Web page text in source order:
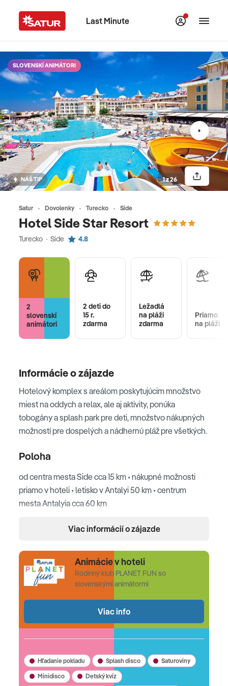
Last Minute
Satur Dovolenky Turecko Side
Hotel Side Star Resort
Turecko · Side 4.8
SLOVENSKÍ ANIMÁTORI
NÁŠ TIP 1 z 26
2
slovenskí
animátori
2 deti do
15 r.
zdarma
Ležadlá
na pláži
zdarma
Priamo
na pláži
Informácie o zájazde
Hotelový komplex s areálom poskytujúcim množstvo
miest na oddych a relax, ale aj aktivity, ponúka
tobogány a splash park pre deti, množstvo nákupných
možností pre dospelých a nádhernú pláž pre všetkých.
Poloha
od centra mesta Side cca 15 km • nákupné možnosti
priamo v hoteli • letisko v Antalyi 50 km • centrum
mesta Antalyia cca 60 km
piesočnatá pláž cca 200m od recepcie hotela,
dostupná cestičkou cez areál alebo hotelovým
mikrobusom • ležadlá, slnečníky a osušky zdarma •
vodné športy (za poplatok) • bar na pláži
dopĺňaný nealkoholickými nápojmi a pivom) • kávový a
čajový set • župany a papuče • balkón
Viac informácií o zájazde
Animácie v hoteli
Rodinný klub PLANET FUN so
slovenskými animátormi
Viac info
Hľadanie pokladu Splash disco Saturoviny
Minidisco Detský kvíz